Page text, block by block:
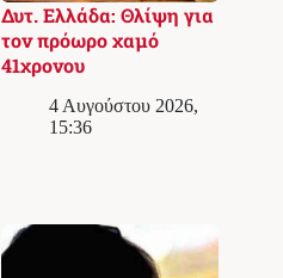
Δυτ. Ελλάδα: Θλίψη για
τον πρόωρο χαμό
41χρονου
4 Αυγούστου 2026,
15:36